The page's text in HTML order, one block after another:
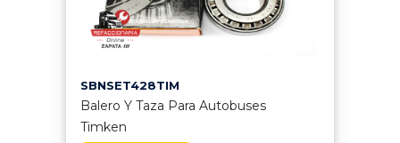
SBNSET428TIM
Balero Y Taza Para Autobuses
Timken